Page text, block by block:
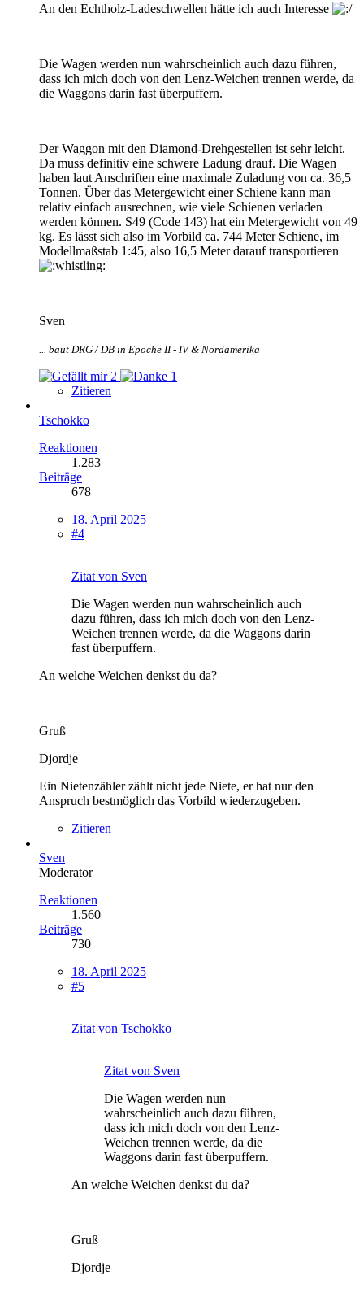
An den Echtholz-Ladeschwellen hätte ich auch Interesse
Die Wagen werden nun wahrscheinlich auch dazu führen,
dass ich mich doch von den Lenz-Weichen trennen werde, da
die Waggons darin fast überpuffern.
Der Waggon mit den Diamond-Drehgestellen ist sehr leicht.
Da muss definitiv eine schwere Ladung drauf. Die Wagen
haben laut Anschriften eine maximale Zuladung von ca. 36,5
Tonnen. Über das Metergewicht einer Schiene kann man
relativ einfach ausrechnen, wie viele Schienen verladen
werden können. S49 (Code 143) hat ein Metergewicht von 49
kg. Es lässt sich also im Vorbild ca. 744 Meter Schiene, im
Modellmaßstab 1:45, also 16,5 Meter darauf transportieren
Sven
... baut DRG / DB in Epoche II - IV & Nordamerika
2
1
Zitieren
Tschokko
Reaktionen
1.283
Beiträge
678
18. April 2025
#4
Zitat von Sven
Die Wagen werden nun wahrscheinlich auch
dazu führen, dass ich mich doch von den Lenz-
Weichen trennen werde, da die Waggons darin
fast überpuffern.
An welche Weichen denkst du da?
Gruß
Djordje
Ein Nietenzähler zählt nicht jede Niete, er hat nur den
Anspruch bestmöglich das Vorbild wiederzugeben.
Zitieren
Sven
Moderator
Reaktionen
1.560
Beiträge
730
18. April 2025
#5
Zitat von Tschokko
Zitat von Sven
Die Wagen werden nun
wahrscheinlich auch dazu führen,
dass ich mich doch von den Lenz-
Weichen trennen werde, da die
Waggons darin fast überpuffern.
An welche Weichen denkst du da?
Gruß
Djordje